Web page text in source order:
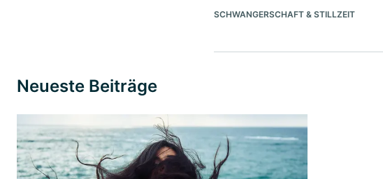
SCHWANGERSCHAFT & STILLZEIT
Neueste Beiträge